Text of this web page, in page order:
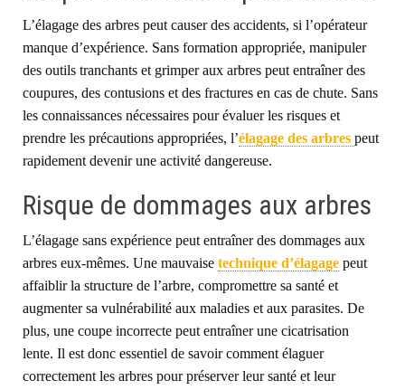
L’élagage des arbres peut causer des accidents, si l’opérateur
manque d’expérience. Sans formation appropriée, manipuler
des outils tranchants et grimper aux arbres peut entraîner des
coupures, des contusions et des fractures en cas de chute. Sans
les connaissances nécessaires pour évaluer les risques et
prendre les précautions appropriées, l’élagage des arbres peut
rapidement devenir une activité dangereuse.
Risque de dommages aux arbres
L’élagage sans expérience peut entraîner des dommages aux
arbres eux-mêmes. Une mauvaise technique d’élagage peut
affaiblir la structure de l’arbre, compromettre sa santé et
augmenter sa vulnérabilité aux maladies et aux parasites. De
plus, une coupe incorrecte peut entraîner une cicatrisation
lente. Il est donc essentiel de savoir comment élaguer
correctement les arbres pour préserver leur santé et leur